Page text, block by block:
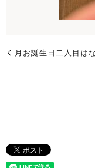
月お誕生日二人目は